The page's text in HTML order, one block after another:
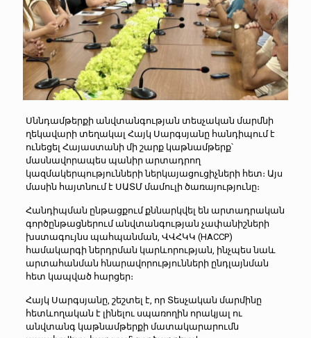
Սննդամթերքի անվտանգության տեսչական մարմնի
ղեկավարի տեղակալ Հայկ Սարգսյանը հանդիպում է
ունեցել Հայաստանի մի շարք կաթնամթերք՝
մասնավորապես պանիր արտադրող
կազմակերպությունների ներկայացուցիչների հետ։ Այս
մասին հայտնում է ՍԱՏՄ մամուլի ծառայությունը։
Հանդիպման ընթացքում քննարկվել են արտադրական
գործընթացներում անվտանգության չափանիշների
խստագույնս պահպանման, ՎՎՀԿԿ (HACCP)
համակարգի ներդրման կարևորության, ինչպես նաև
արտահանման հնարավորությունների ընդլայնման
հետ կապված հարցեր։
Հայկ Սարգսյանը, շեշտել է, որ Տեսչական մարմինը
հետևողական է լինելու սպառողին որակյալ ու
անվտանգ կաթնամթերքի մատակարարումն